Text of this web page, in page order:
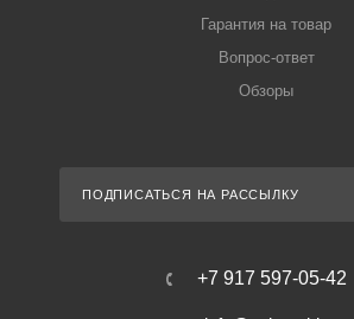
Гарантия на товар
Вопрос-ответ
Обзоры
ПОДПИСАТЬСЯ НА РАССЫЛКУ
+7 917 597-05-42